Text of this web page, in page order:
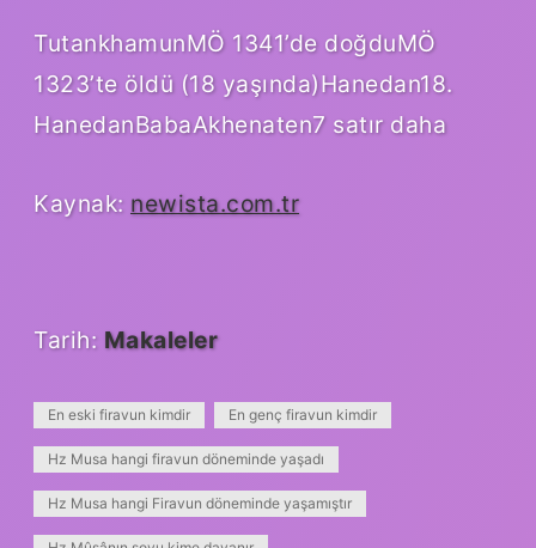
TutankhamunMÖ 1341’de doğduMÖ
1323’te öldü (18 yaşında)Hanedan18.
HanedanBabaAkhenaten7 satır daha
Kaynak: newista.com.tr
Tarih: Makaleler
En eski firavun kimdir En genç firavun kimdir
Hz Musa hangi firavun döneminde yaşadı
Hz Musa hangi Firavun döneminde yaşamıştır